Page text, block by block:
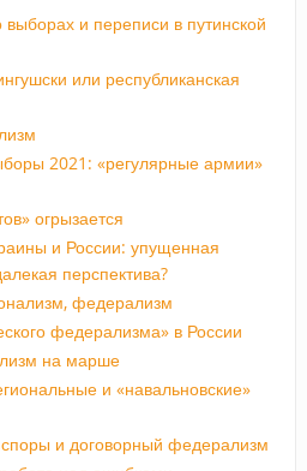
и переписи в путинской
или республиканская
2021: «регулярные армии»
огрызается
и России: упущенная
перспектива?
федерализм
федерализма» в России
на марше
и «навальновские»
и договорный федерализм